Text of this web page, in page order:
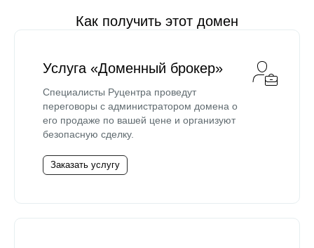
Как получить этот домен
Услуга «Доменный брокер»
Специалисты Руцентра проведут
переговоры с администратором домена о
его продаже по вашей цене и организуют
безопасную сделку.
Заказать услугу